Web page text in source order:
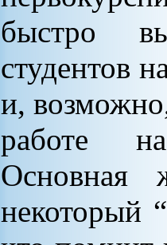
быстро
студентов
и,
работе
Основная
некоторый